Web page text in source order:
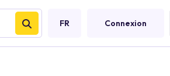
FR Connexion